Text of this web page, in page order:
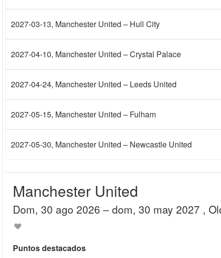
2027-03-13, Manchester United – Hull City
2027-04-10, Manchester United – Crystal Palace
2027-04-24, Manchester United – Leeds United
2027-05-15, Manchester United – Fulham
2027-05-30, Manchester United – Newcastle United
Manchester United
dom, 30 ago 2026 – dom, 30 may 2027 ,
Puntos destacados